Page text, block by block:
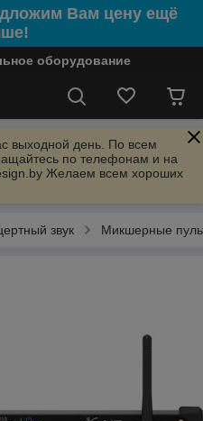
Вам цену ещё
оборудование
выходной день. По всем
по телефонам и на
Желаем всем хороших
звук Микшерные